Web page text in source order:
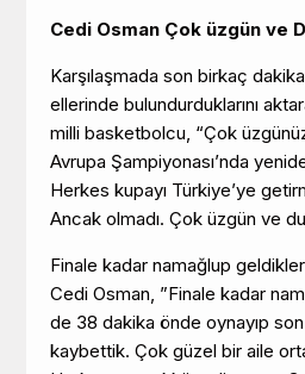
Cedi Osman Çok üzgün ve
Karşılaşmada son birkaç
ellerinde bulundurduklarını
milli basketbolcu, “Çok
Avrupa Şampiyonası’nda
Herkes kupayı Türkiye’ye
Ancak olmadı. Çok üzgün ve
Finale kadar namağlup
Cedi Osman, ”Finale kadar
de 38 dakika önde oynayıp
kaybettik. Çok güzel bir aile